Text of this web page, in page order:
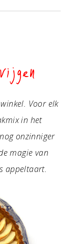
Voor elk
in het
onzinniger
magie van
appeltaart.